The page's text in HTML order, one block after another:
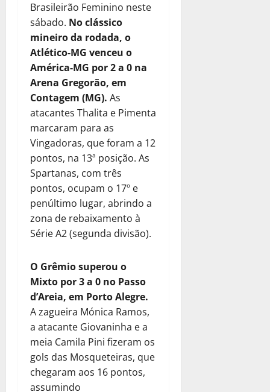
Brasileirão Feminino neste
sábado. No clássico
mineiro da rodada, o
Atlético-MG venceu o
América-MG por 2 a 0 na
Arena Gregorão, em
Contagem (MG). As
atacantes Thalita e Pimenta
marcaram para as
Vingadoras, que foram a 12
pontos, na 13ª posição. As
Spartanas, com três
pontos, ocupam o 17º e
penúltimo lugar, abrindo a
zona de rebaixamento à
Série A2 (segunda divisão).
O Grêmio superou o
Mixto por 3 a 0 no Passo
d’Areia, em Porto Alegre.
A zagueira Mónica Ramos,
a atacante Giovaninha e a
meia Camila Pini fizeram os
gols das Mosqueteiras, que
chegaram aos 16 pontos,
assumindo